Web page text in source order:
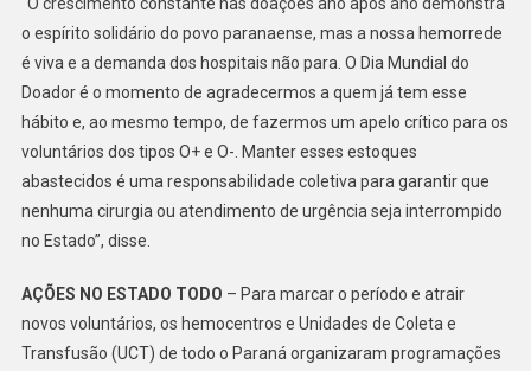
o espírito solidário do povo paranaense, mas a nossa hemorrede
é viva e a demanda dos hospitais não para. O Dia Mundial do
Doador é o momento de agradecermos a quem já tem esse
hábito e, ao mesmo tempo, de fazermos um apelo crítico para os
voluntários dos tipos O+ e O-. Manter esses estoques
abastecidos é uma responsabilidade coletiva para garantir que
nenhuma cirurgia ou atendimento de urgência seja interrompido
no Estado”, disse.
AÇÕES NO ESTADO TODO – Para marcar o período e atrair
novos voluntários, os hemocentros e Unidades de Coleta e
Transfusão (UCT) de todo o Paraná organizaram programações